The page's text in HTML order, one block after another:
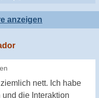
anzeigen
nett. Ich habe
die Interaktion